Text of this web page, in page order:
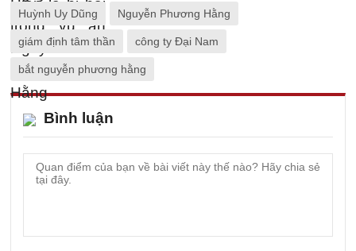
Huỳnh Uy Dũng Nguyễn Phương Hằng
giám định tâm thần công ty Đại Nam
bắt nguyễn phương hằng
Bình luận